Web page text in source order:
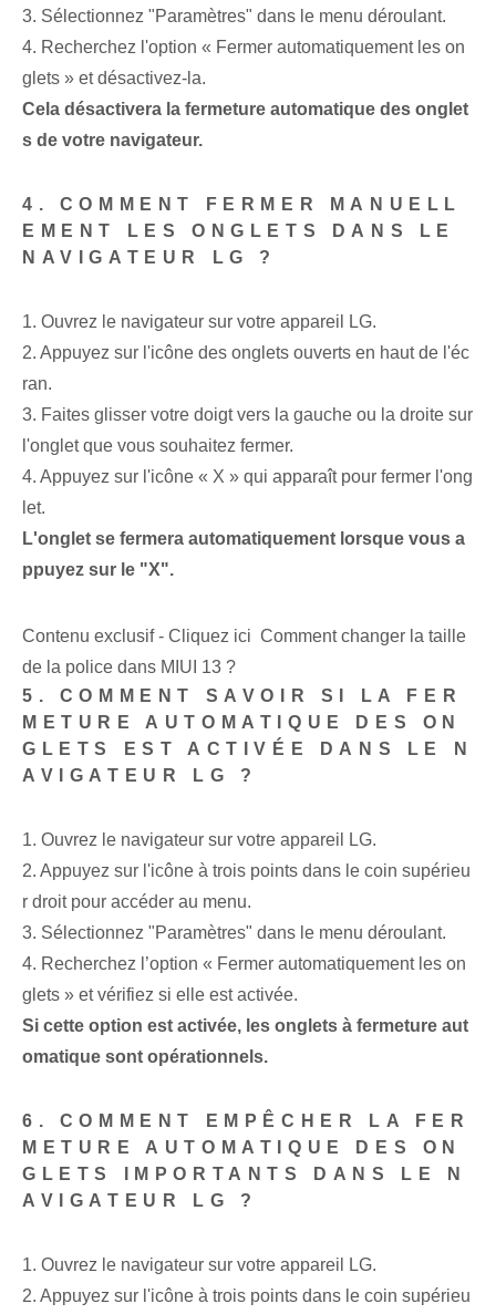
3. Sélectionnez "Paramètres" dans le menu déroulant.
4. Recherchez l'option « Fermer automatiquement les on
glets » et désactivez-la.
Cela désactivera la fermeture automatique des onglet
s de votre navigateur.
4. COMMENT FERMER MANUELL
EMENT LES ONGLETS DANS LE
NAVIGATEUR LG ?
1. Ouvrez le navigateur sur votre appareil LG.
2. Appuyez sur l'icône des onglets ouverts en haut de l'éc
ran.
3. Faites glisser votre doigt vers la gauche ou la droite sur
l'onglet que vous souhaitez fermer.
4. Appuyez sur l'icône « X » qui apparaît pour fermer l'ong
let.
L'onglet se fermera automatiquement lorsque vous a
ppuyez sur le "X".
Contenu exclusif - Cliquez ici Comment changer la taille
de la police dans MIUI 13 ?
5. COMMENT SAVOIR SI LA FER
METURE AUTOMATIQUE DES ON
GLETS EST ACTIVÉE DANS LE N
AVIGATEUR LG ?
1. Ouvrez le navigateur sur votre appareil LG.
2. Appuyez sur l'icône à trois points dans le coin supérieu
r droit pour accéder au menu.
3. Sélectionnez "Paramètres" dans le menu déroulant.
4. Recherchez l’option « Fermer automatiquement les on
glets » et vérifiez si elle est activée.
Si cette option est activée, les onglets à fermeture aut
omatique sont opérationnels.
6. COMMENT EMPÊCHER LA FER
METURE AUTOMATIQUE DES ON
GLETS IMPORTANTS DANS LE N
AVIGATEUR LG ?
1. Ouvrez le navigateur sur votre appareil LG.
2. Appuyez sur l'icône à trois points dans le coin supérieu